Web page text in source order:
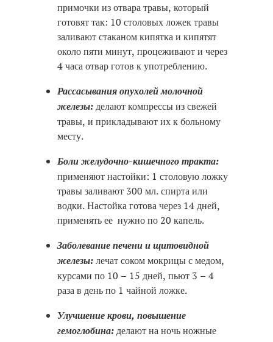
примочки из отвара травы, который
готовят так: 10 столовых ложек травы
заливают стаканом кипятка и кипятят
около пяти минут, процеживают и через
4 часа отвар готов к употреблению.
Рассасывания опухолей молочной
железы:делают компрессы из свежей
травы, и прикладывают их к больному
месту.
Боли желудочно-кишечного тракта:
применяют настойки: 1 столовую ложку
травы заливают 300 мл. спирта или
водки. Настойка готова через 14 дней,
применять ее нужно по 20 капель.
Заболевание печени и щитовидной
железы:лечат соком мокрицы с медом,
курсами по 10 – 15 дней, пьют 3 – 4
раза в день по 1 чайной ложке.
Улучшение крови, повышение
гемоглобина:делают на ночь ножные